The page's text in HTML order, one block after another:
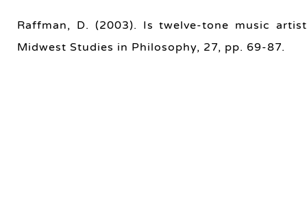
Raffman, D. (2003). Is twelve-tone music
Midwest Studies in Philosophy, 27, pp. 69-87.